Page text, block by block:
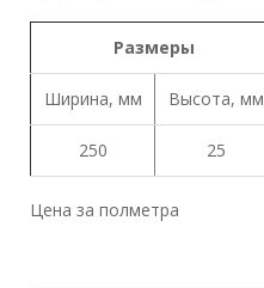
Размеры
Ширина, мм Высота, мм
250 25
Цена за полметра